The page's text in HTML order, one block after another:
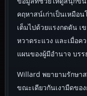
คฤหาสน์เก่าเป็นเหมือ
เต็มไปด้วยแรงกดดัน เ
หวาดระแวง และเมื่อค
แผนของผู้มีอำนาจ บร
Willard พยายามรักษา
ขณะเดียวกันเงามืดขอ